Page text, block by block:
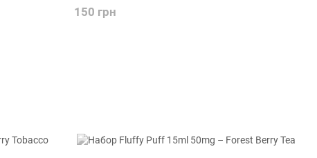
150 грн